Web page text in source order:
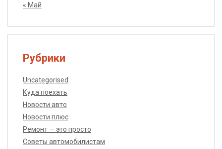
« Май
Рубрики
Uncategorised
Куда поехать
Новости авто
Новости плюс
Ремонт — это просто
Советы автомобилистам